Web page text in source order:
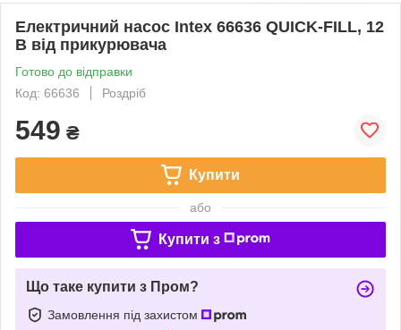
Електричний насос Intex 66636 QUICK-FILL, 12
В від прикурювача
Готово до відправки
Код: 66636
Роздріб
549 ₴
Купити
або
Купити з
Що таке купити з Пром?
Замовлення під захистом